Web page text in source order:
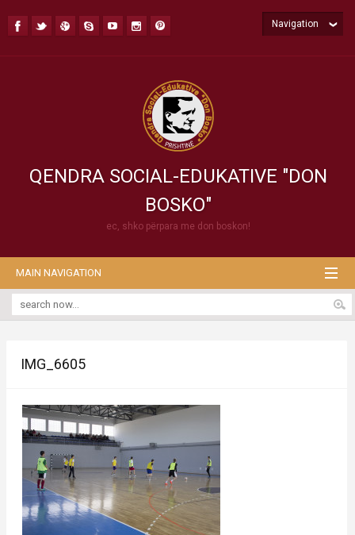
QENDRA SOCIAL-EDUKATIVE "DON
BOSKO"
ec, shko përpara me don boskon!
Navigation
MAIN NAVIGATION
IMG_6605